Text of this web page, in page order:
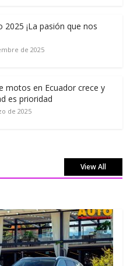
2025 ¡La pasión que nos
de 2025
motos en Ecuador crece y
es prioridad
de 2025
View All